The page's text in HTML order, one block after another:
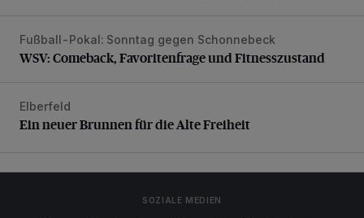
WSV: Comeback, Favoritenfrage und Fitnesszustand
Fußball-Pokal: Sonntag gegen Schonnebeck
WSV: Comeback, Favoritenfrage und Fitnesszustand
Ein neuer Brunnen für die Alte Freiheit
Elberfeld
Ein neuer Brunnen für die Alte Freiheit
SOZIALE MEDIEN